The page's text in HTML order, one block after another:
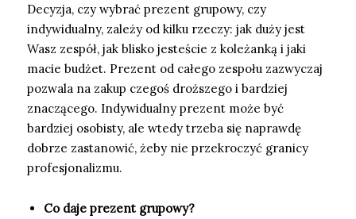
Decyzja, czy wybrać prezent grupowy, czy
indywidualny, zależy od kilku rzeczy: jak duży jest
Wasz zespół, jak blisko jesteście z koleżanką i jaki
macie budżet. Prezent od całego zespołu zazwyczaj
pozwala na zakup czegoś droższego i bardziej
znaczącego. Indywidualny prezent może być
bardziej osobisty, ale wtedy trzeba się naprawdę
dobrze zastanowić, żeby nie przekroczyć granicy
profesjonalizmu.
Co daje prezent grupowy?